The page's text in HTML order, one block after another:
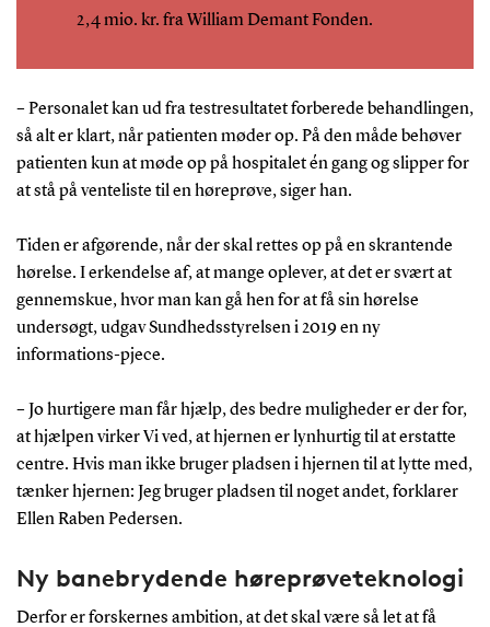
2,4 mio. kr. fra William Demant Fonden.
– Personalet kan ud fra testresultatet forberede behandlingen,
så alt er klart, når patienten møder op. På den måde behøver
patienten kun at møde op på hospitalet én gang og slipper for
at stå på venteliste til en høreprøve, siger han.
Tiden er afgørende, når der skal rettes op på en skrantende
hørelse. I erkendelse af, at mange oplever, at det er svært at
gennemskue, hvor man kan gå hen for at få sin hørelse
undersøgt, udgav Sundhedsstyrelsen i 2019 en ny
informations-pjece.
– Jo hurtigere man får hjælp, des bedre muligheder er der for,
at hjælpen virker Vi ved, at hjernen er lynhurtig til at erstatte
centre. Hvis man ikke bruger pladsen i hjernen til at lytte med,
tænker hjernen: Jeg bruger pladsen til noget andet, forklarer
Ellen Raben Pedersen.
Ny banebrydende høreprøveteknologi
Derfor er forskernes ambition, at det skal være så let at få